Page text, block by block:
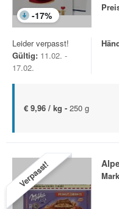
-17%
Leider verpasst!
Gültig: 11.02. -
17.02.
€ 9,96 / kg - 250 g
Verpasst!